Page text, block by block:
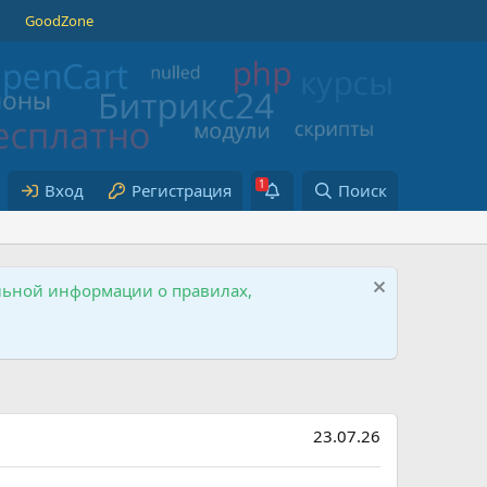
GoodZone
Вход Регистрация Поиск
информации о правилах,
23.07.26